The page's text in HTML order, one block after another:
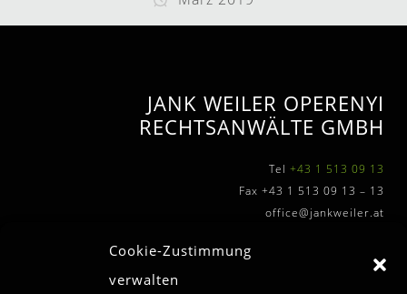
Cookie-Zustimmung
verwalten
JANK WEILER OPERENYI
RECHTSANWÄLTE GMBH
Tel +43 1 513 09 13
Fax +43 1 513 09 13 – 13
office@jankweiler.at